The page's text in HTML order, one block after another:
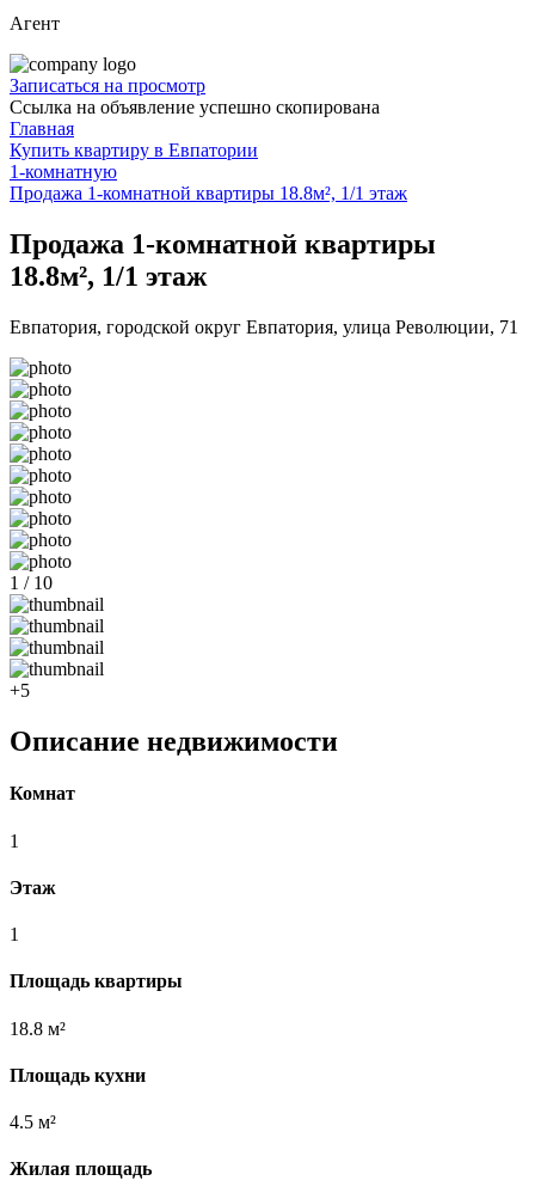
Агент
Записаться на просмотр
Ссылка на объявление успешно скопирована
Главная
Купить квартиру в Евпатории
1-комнатную
Продажа 1-комнатной квартиры 18.8м², 1/1 этаж
Продажа 1-комнатной квартиры
18.8м², 1/1 этаж
Евпатория, городской округ Евпатория, улица Революции, 71
1 / 10
+5
Описание недвижимости
Комнат
1
Этаж
1
Площадь квартиры
18.8 м²
Площадь кухни
4.5 м²
Жилая площадь